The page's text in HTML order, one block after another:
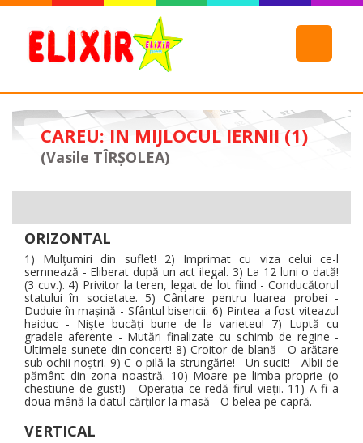
CAREU: IN MIJLOCUL IERNII (1)
(Vasile TÎRŞOLEA)
ORIZONTAL
1) Mulțumiri din suflet! 2) Imprimat cu viza celui ce-l
semnează - Eliberat după un act ilegal. 3) La 12 luni o dată!
(3 cuv.). 4) Privitor la teren, legat de lot fiind - Conducătorul
statului în societate. 5) Cântare pentru luarea probei -
Duduie în mașină - Sfântul bisericii. 6) Pintea a fost viteazul
haiduc - Niște bucăți bune de la varieteu! 7) Luptă cu
gradele aferente - Mutări finalizate cu schimb de regine -
Ultimele sunete din concert! 8) Croitor de blană - O arătare
sub ochii noștri. 9) C-o pilă la strungărie! - Un sucit! - Albii de
pământ din zona noastră. 10) Moare pe limba proprie (o
chestiune de gust!) - Operația ce redă firul vieții. 11) A fi a
doua mână la datul cărților la masă - O belea pe capră.
VERTICAL